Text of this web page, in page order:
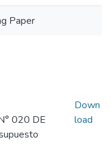
Paper
020 DE
Down
load